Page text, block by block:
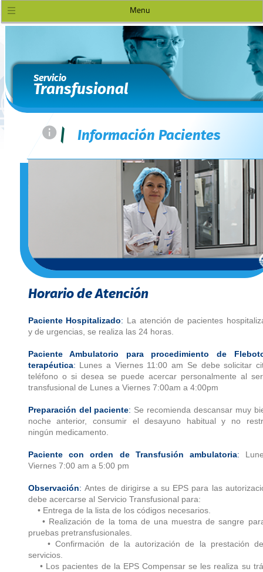
Menu
Servicio
Transfusional
= | Información Pacientes
Horario de Atención
Paciente Hospitalizado: La atención de pacientes
y de urgencias, se realiza las 24 horas.
Paciente Ambulatorio para procedimiento de
terapéutica: Lunes a Viernes 11:00 am Se debe solicitar
teléfono o si desea se puede acercar personalmente al
transfusional de Lunes a Viernes 7:00am a 4:00pm
Preparación del paciente: Se recomienda descansar muy
noche anterior, consumir el desayuno habitual y no
ningún medicamento.
Paciente con orden de Transfusión ambulatoria:
Viernes 7:00 am a 5:00 pm
Observación: Antes de dirigirse a su EPS para las
debe acercarse al Servicio Transfusional para:
• Entrega de la lista de los códigos necesarios.
• Realización de la toma de una muestra de sangre
pruebas pretransfusionales.
• Confirmación de la autorización de la prestación
servicios.
• Los pacientes de la EPS Compensar se les realiza su